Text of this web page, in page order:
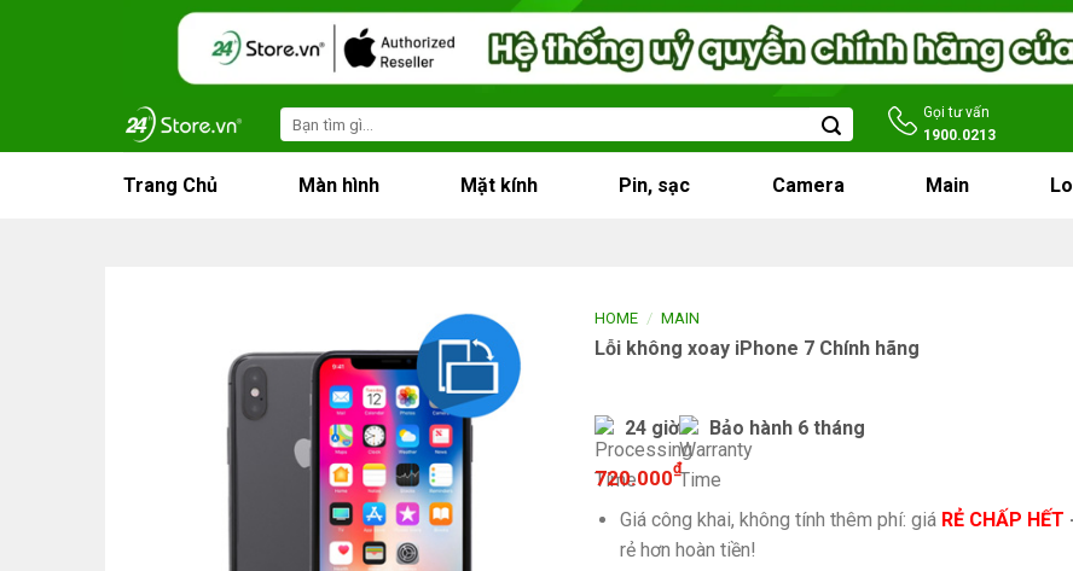
Search
for:
Gọi tư vấn
1900.0213
Trang Chủ Màn hình Mặt kính Pin, sạc Camera Main
HOME / MAIN
Lỗi không xoay iPhone 7 Chính hãng
24 giờ Bảo hành 6 tháng
720.000₫
Giá công khai, không tính thêm phí: giá RẺ CHẤP HẾT
rẻ hơn hoàn tiền!